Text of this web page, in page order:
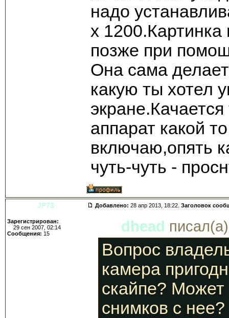
надо
х 1200.Картинка
позже при
Она сама
какую ты хотел
аппарат какой
включаю,опять
чуть-чуть -
JP73 Добавлено: 28 апр 2013, 18:22. Заголовок
Зарегистрирован:
29 сен 2007, 02:14
Сообщения: 15 dhead
Вопрос
камера
скайпе? Может
снимков с нее?